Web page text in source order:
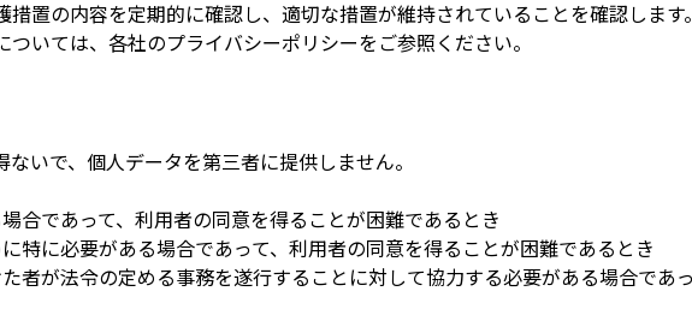
置の内容を定期的に確認し、適切な措置が維持されていることを確認します。
いては、各社のプライバシーポリシーをご参照ください。
いで、個人データを第三者に提供しません。
合であって、利用者の同意を得ることが困難であるとき
特に必要がある場合であって、利用者の同意を得ることが困難であるとき
者が法令の定める事務を遂行することに対して協力する必要がある場合であ